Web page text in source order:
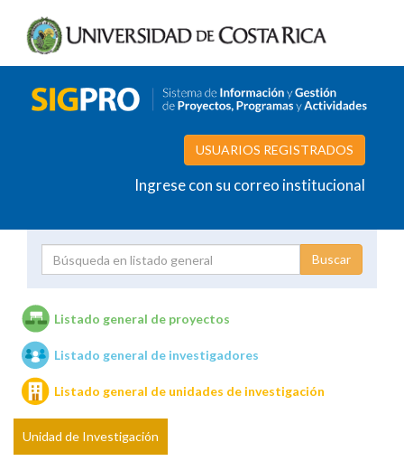
USUARIOS REGISTRADOS
Ingrese con su correo institucional
Unidades de investigación
Listado general de proyectos
Listado general de investigadores
Listado general de unidades de investigación
Unidad de Investigación